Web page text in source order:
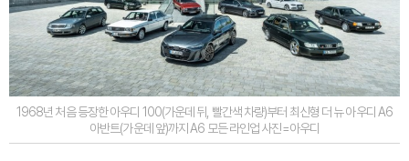
1968년 처음 등장한 아우디 100(가운데 뒤, 빨간색 차량)부터 최신형 더 뉴 아우디 A6
아반트(가운데 앞)까지 A6 모든 라인업 사진=아우디